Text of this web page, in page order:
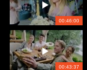
00:46:00
00:43:37